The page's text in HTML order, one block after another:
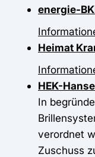
energie-
Heimat
HEK-
In
verordnet
Zuschuss